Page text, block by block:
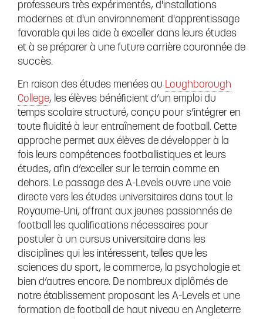
professeurs très expérimentés, d'installations
modernes et d'un environnement d'apprentissage
favorable qui les aide à exceller dans leurs études
et à se préparer à une future carrière couronnée de
succès.
En raison des études menées au Loughborough
College, les élèves bénéficient d’un emploi du
temps scolaire structuré, conçu pour s’intégrer en
toute fluidité à leur entraînement de football. Cette
approche permet aux élèves de développer à la
fois leurs compétences footballistiques et leurs
études, afin d’exceller sur le terrain comme en
dehors. Le passage des A-Levels ouvre une voie
directe vers les études universitaires dans tout le
Royaume-Uni, offrant aux jeunes passionnés de
football les qualifications nécessaires pour
postuler à un cursus universitaire dans les
disciplines qui les intéressent, telles que les
sciences du sport, le commerce, la psychologie et
bien d’autres encore. De nombreux diplômés de
notre établissement proposant les A-Levels et une
formation de football de haut niveau en Angleterre